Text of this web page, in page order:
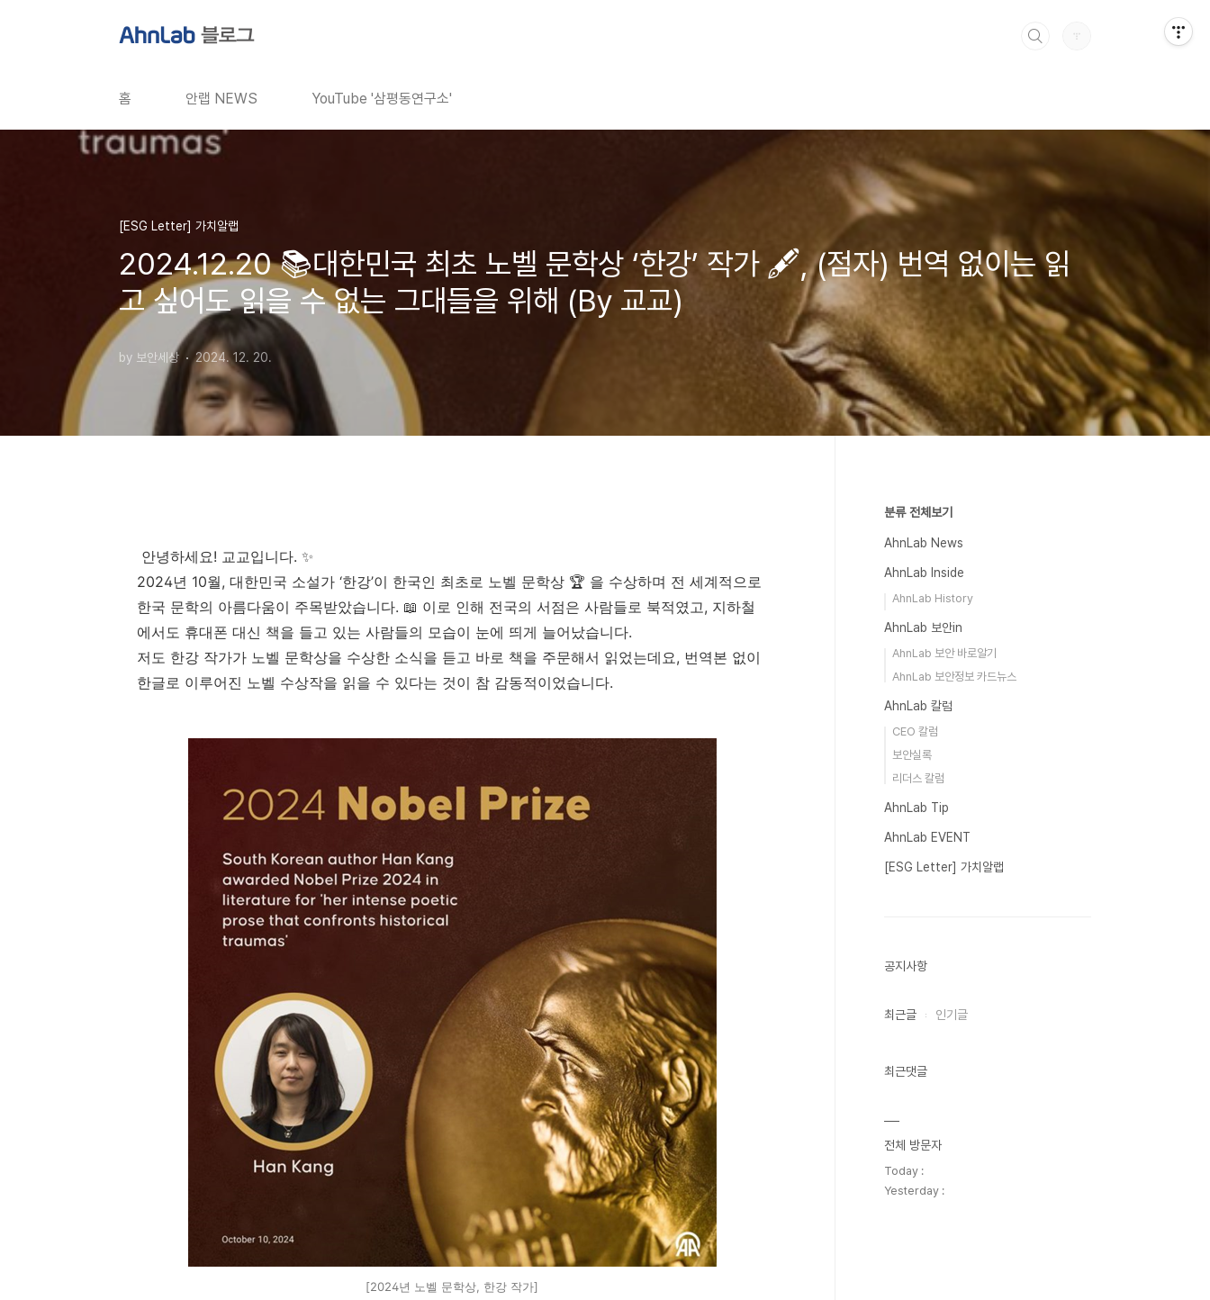
홈 안랩 NEWS YouTube '삼평동연구소'
[ESG Letter] 가치알랩
2024.12.20 📚대한민국 최초 노벨 문학상 ‘한강’ 작가 🖋️, (점자) 번역 없이는 읽
고 싶어도 읽을 수 없는 그대들을 위해 (By 교교)
by 보안세상 2024. 12. 20.
안녕하세요! 교교입니다. ✨
2024년 10월, 대한민국 소설가 ‘한강’이 한국인 최초로 노벨 문학상 🏆 을 수상하며 전 세계적으로
한국 문학의 아름다움이 주목받았습니다. 📖 이로 인해 전국의 서점은 사람들로 북적였고, 지하철
에서도 휴대폰 대신 책을 들고 있는 사람들의 모습이 눈에 띄게 늘어났습니다.
저도 한강 작가가 노벨 문학상을 수상한 소식을 듣고 바로 책을 주문해서 읽었는데요, 번역본 없이
한글로 이루어진 노벨 수상작을 읽을 수 있다는 것이 참 감동적이었습니다.
[2024년 노벨 문학상, 한강 작가]
분류 전체보기
AhnLab News
AhnLab Inside
AhnLab History
AhnLab 보안in
AhnLab 보안 바로알기
AhnLab 보안정보 카드뉴스
AhnLab 칼럼
CEO 칼럼
보안실록
리더스 칼럼
AhnLab Tip
AhnLab EVENT
[ESG Letter] 가치알랩
공지사항
최근글 인기글
최근댓글
전체 방문자
Today :
Yesterday :